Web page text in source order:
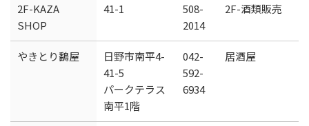
2F-KAZA
SHOP
41-1
508-
2014
2F-酒類販売
やきとり鷭屋
日野市南平4-
41-5
パークテラス
南平1階
042-
592-
6934
居酒屋